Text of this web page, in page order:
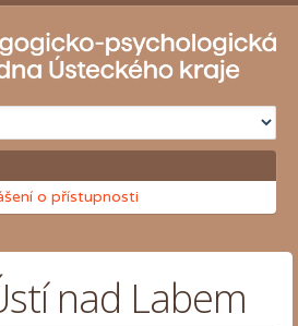
o přístupnosti
nad Labem